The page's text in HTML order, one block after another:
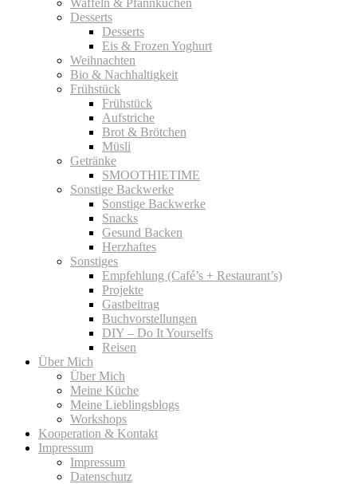
Desserts
Desserts
Eis & Frozen Yoghurt
Weihnachten
Bio & Nachhaltigkeit
Frühstück
Frühstück
Aufstriche
Brot & Brötchen
Müsli
Getränke
SMOOTHIETIME
Sonstige Backwerke
Sonstige Backwerke
Snacks
Gesund Backen
Herzhaftes
Sonstiges
Empfehlung (Café’s + Restaurant’s)
Projekte
Gastbeitrag
Buchvorstellungen
DIY – Do It Yourselfs
Reisen
Über Mich
Über Mich
Meine Küche
Meine Lieblingsblogs
Workshops
Kooperation & Kontakt
Impressum
Impressum
Datenschutz